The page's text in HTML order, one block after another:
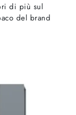
di più sul
del brand